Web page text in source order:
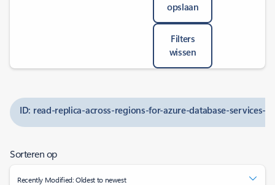
opslaan
Filters
wissen
ID: read-replica-across-regions-for-azure-database-services-
Sorteren op
Recently Modified: Oldest to newest